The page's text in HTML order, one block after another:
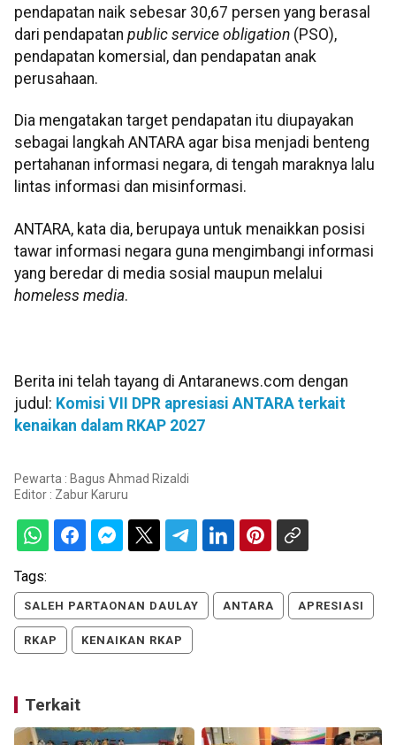
pendapatan naik sebesar 30,67 persen yang berasal
dari pendapatan public service obligation (PSO),
pendapatan komersial, dan pendapatan anak
perusahaan.
Dia mengatakan target pendapatan itu diupayakan
sebagai langkah ANTARA agar bisa menjadi benteng
pertahanan informasi negara, di tengah maraknya lalu
lintas informasi dan misinformasi.
ANTARA, kata dia, berupaya untuk menaikkan posisi
tawar informasi negara guna mengimbangi informasi
yang beredar di media sosial maupun melalui
homeless media.
Berita ini telah tayang di Antaranews.com dengan
judul: Komisi VII DPR apresiasi ANTARA terkait
kenaikan dalam RKAP 2027
Pewarta : Bagus Ahmad Rizaldi
Editor : Zabur Karuru
Tags:
SALEH PARTAONAN DAULAY ANTARA APRESIASI
RKAP KENAIKAN RKAP
Terkait